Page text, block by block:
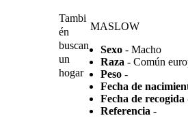
MASLOW
Sexo- Macho
Raza- Común
Peso-
Fecha de
Fecha de recogida
Referencia-
Tambi
én
buscan
un
hogar